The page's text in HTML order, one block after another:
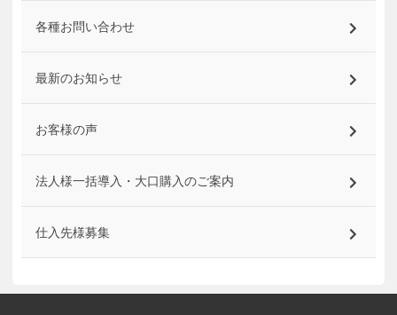
各種お問い合わせ
最新のお知らせ
お客様の声
法人様一括導入・大口購入のご案内
仕入先様募集